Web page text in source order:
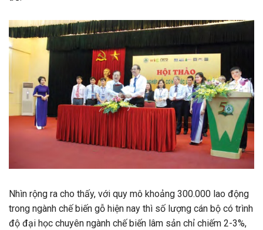
Nhìn rộng ra cho thấy, với quy mô khoảng 300.000 lao động
trong ngành chế biến gỗ hiện nay thì số lượng cán bộ có trình
độ đại học chuyên ngành chế biến lâm sản chỉ chiếm 2-3%,